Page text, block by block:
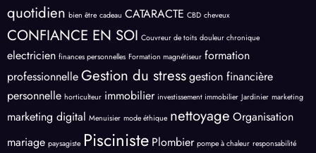
quotidien bien être cadeau CATARACTE CBD cheveux
CONFIANCE EN SOI Couvreur de toits douleur chronique
electricien finances personnelles Formation magnétiseur formation
professionnelleGestion du stressgestion financière
personnelle horticulteur immobilier investissement immobilier Jardinier marketing
marketing digital Menuisier mode éthique nettoyage Organisation
mariage paysagiste Pisciniste Plombier pompe à chaleur responsabilité